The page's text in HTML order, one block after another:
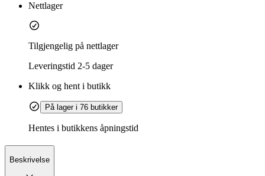
Nettlager
Tilgjengelig på nettlager
Leveringstid 2-5 dager
Klikk og hent i butikk
På lager i 76 butikker
Hentes i butikkens åpningstid
Beskrivelse